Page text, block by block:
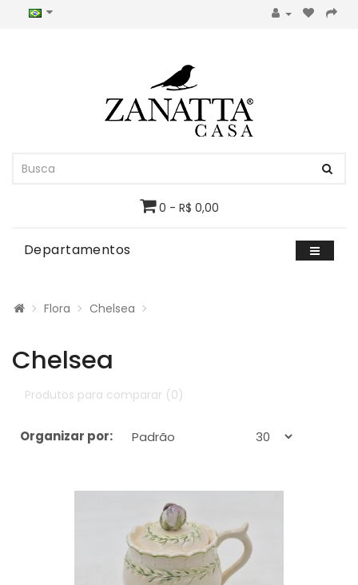
0 - R$ 0,00
Departamentos
Flora Chelsea
Chelsea
Produtos para comparar (0)
Organizar por: